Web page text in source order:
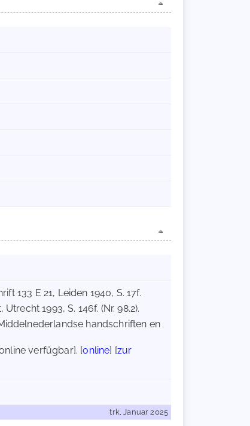
133 E 21, Leiden 1940, S. 17f.
1993, S. 146f. (Nr. 98.2).
handschriften en
verfügbar]. [online] [zur
trk, Januar 2025